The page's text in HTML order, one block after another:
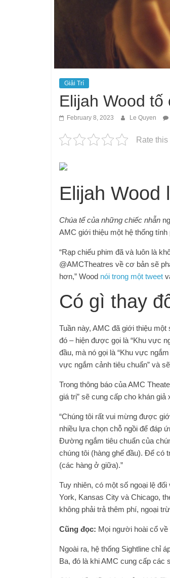
Giải Trí
Elijah Wood
February 8, 2023 Le Quyen
Rate this
Elijah Wood
Chúa tể của những chiếc nhẫn
AMC giới thiệu một hệ thống
“Rạp chiếu phim đã và luôn là
@AMCTheatres về cơ bản sẽ
hơn,” Wood nói trong một tweet
Có gì thay
Tuần này, AMC đã giới thiệu
đó – hiện được gọi là “Khu vực
đầu, mà nó gọi là “Khu vực
vực ngắm cảnh tiêu chuẩn” và
Trong thông báo của AMC
giá trị” sẽ cung cấp cho khán
“Chúng tôi rất vui mừng được
nhiều lựa chọn chỗ ngồi để đáp
Đường ngắm tiêu chuẩn của
chúng tôi (hàng ghế đầu). Để có
(các hàng ở giữa).”
Tuy nhiên, có một số ngoại lệ
York, Kansas City và Chicago,
không phải trả thêm phí, ngoại
Cũng đọc: Mọi người hoài cổ
Ngoài ra, hệ thống Sightline chỉ
Ba, đó là khi AMC cung cấp các